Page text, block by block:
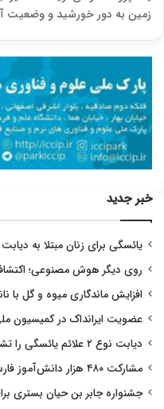
زمین به دور خورشید و وضعیت
خبر جدید
یائسگی برای زنان مبتلا به دیابت نوع ۲
روی دیگر هوش مصنوعی؛
افزایش ماندگاری میوه و گل با
عضویت ایرانداک در کمیسیون
دیابت نوع ۲ علائم یائسگی را تشدید می‌کند
مشارکت ۴۸۰ هزار دانش‌آموز فارس در جشنواره استانی جابر بن حیان
جشنواره جابر بن حیان بستری